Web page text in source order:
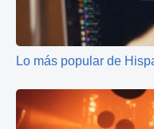
Lo más popular de